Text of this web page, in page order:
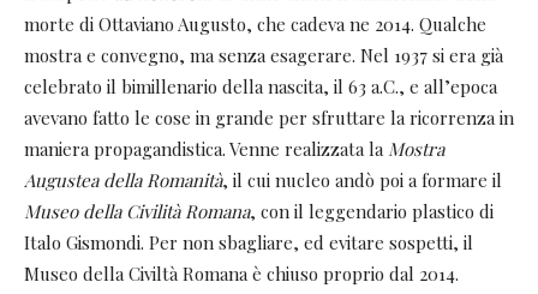
morte di Ottaviano Augusto, che cadeva ne 2014. Qualche
mostra e convegno, ma senza esagerare. Nel 1937 si era già
celebrato il bimillenario della nascita, il 63 a.C., e all’epoca
avevano fatto le cose in grande per sfruttare la ricorrenza in
maniera propagandistica. Venne realizzata la Mostra
Augustea della Romanità, il cui nucleo andò poi a formare il
Museo della Civilità Romana, con il leggendario plastico di
Italo Gismondi. Per non sbagliare, ed evitare sospetti, il
Museo della Civiltà Romana è chiuso proprio dal 2014.